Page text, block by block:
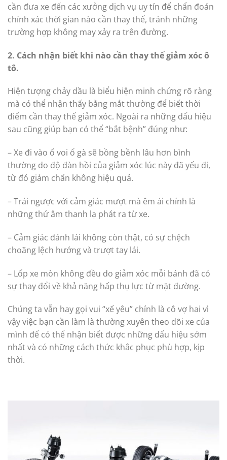
cần đưa xe đến các xưởng dịch vụ uy tín để chẩn đoán
chính xác thời gian nào cần thay thế, tránh những
trường hợp không may xảy ra trên đường.
2. Cách nhận biết khi nào cần thay thế giảm xóc ô
tô.
Hiện tượng chảy dầu là biểu hiện minh chứng rõ ràng
mà có thể nhận thấy bằng mắt thường để biết thời
điểm cần thay thế giảm xóc. Ngoài ra những dấu hiệu
sau cũng giúp bạn có thể “bắt bệnh” đúng như:
– Xe đi vào ổ voi ổ gà sẽ bồng bềnh lâu hơn bình
thường do độ đàn hồi của giảm xóc lúc này đã yếu đi,
từ đó giảm chấn không hiệu quả.
– Trái ngược với cảm giác mượt mà êm ái chính là
những thứ âm thanh lạ phát ra từ xe.
– Cảm giác đánh lái không còn thật, có sự chệch
choãng lệch hướng và trượt tay lái.
– Lốp xe mòn không đều do giảm xóc mỗi bánh đã có
sự thay đổi về khả năng hấp thụ lực từ mặt đường.
Chúng ta vẫn hay gọi vui “xế yêu” chính là cô vợ hai vì
vậy việc bạn cần làm là thường xuyên theo dõi xe của
mình để có thể nhận biết được những dấu hiệu sớm
nhất và có những cách thức khắc phục phù hợp, kịp
thời.